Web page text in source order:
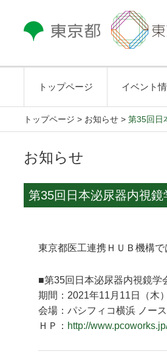
トップページ イベント
トップページ > お知らせ > 第35回日
お知らせ
第35回日本泌尿器内視
東京都医工連携ＨＵＢ機構
■第35回日本泌尿器内視鏡学
期間：2021年11月11日（木
会場：パシフィコ横浜 ノース
ＨＰ： http://